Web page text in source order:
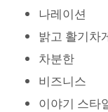
나레이션
밝고 활기차
차분한
비즈니스
이야기 스타